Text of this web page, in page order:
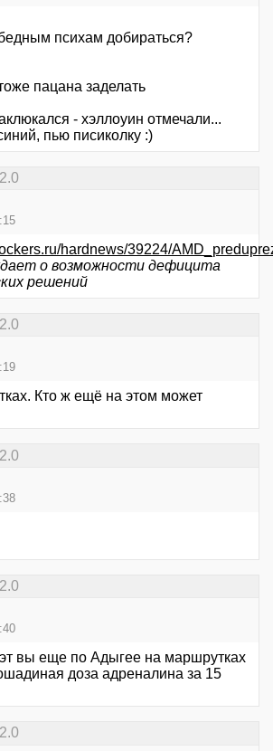
бедным психам добираться?
пацана заделать
- хэллоуин отмечали...
пью писиколку :)
hardnews/39224/
о возможности дефицита
решений
Кто ж ещё на этом может
вы еще по Адыгее на маршрутках
доза адреналина за 15